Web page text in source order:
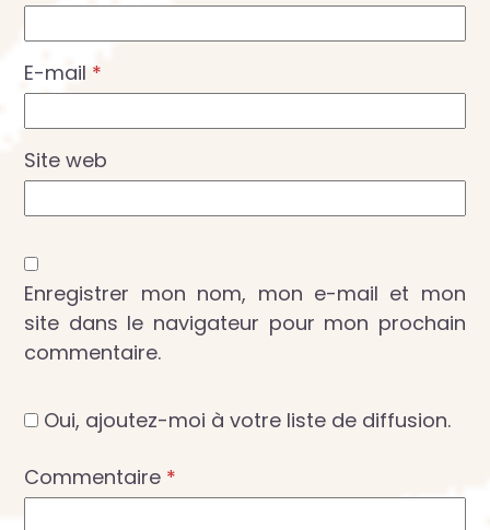
E-mail *
Site web
Enregistrer mon nom, mon e-mail et mon
site dans le navigateur pour mon prochain
commentaire.
Oui, ajoutez-moi à votre liste de diffusion.
Commentaire *